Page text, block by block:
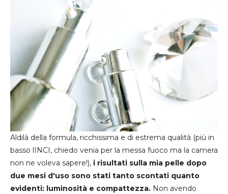
Aldilà della formula, ricchissima e di estrema qualità (più in
basso lINCI, chiedo venia per la messa fuoco ma la camera
non ne voleva sapere!), i risultati sulla mia pelle dopo
due mesi d'uso sono stati tanto scontati quanto
evidenti: luminosità e compattezza. Non avendo